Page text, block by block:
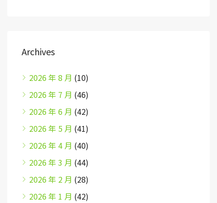
Archives
2026 年 8 月 (10)
2026 年 7 月 (46)
2026 年 6 月 (42)
2026 年 5 月 (41)
2026 年 4 月 (40)
2026 年 3 月 (44)
2026 年 2 月 (28)
2026 年 1 月 (42)